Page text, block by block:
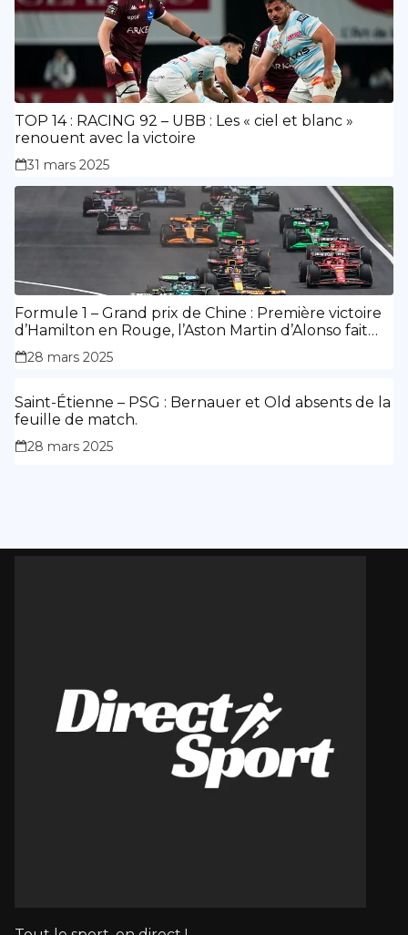
TOP 14 : RACING 92 – UBB : Les « ciel et blanc »
renouent avec la victoire
31 mars 2025
Formule 1 – Grand prix de Chine : Première victoire
d’Hamilton en Rouge, l’Aston Martin d’Alonso fait
des siennes.
28 mars 2025
Saint-Étienne – PSG : Bernauer et Old absents de la
feuille de match.
28 mars 2025